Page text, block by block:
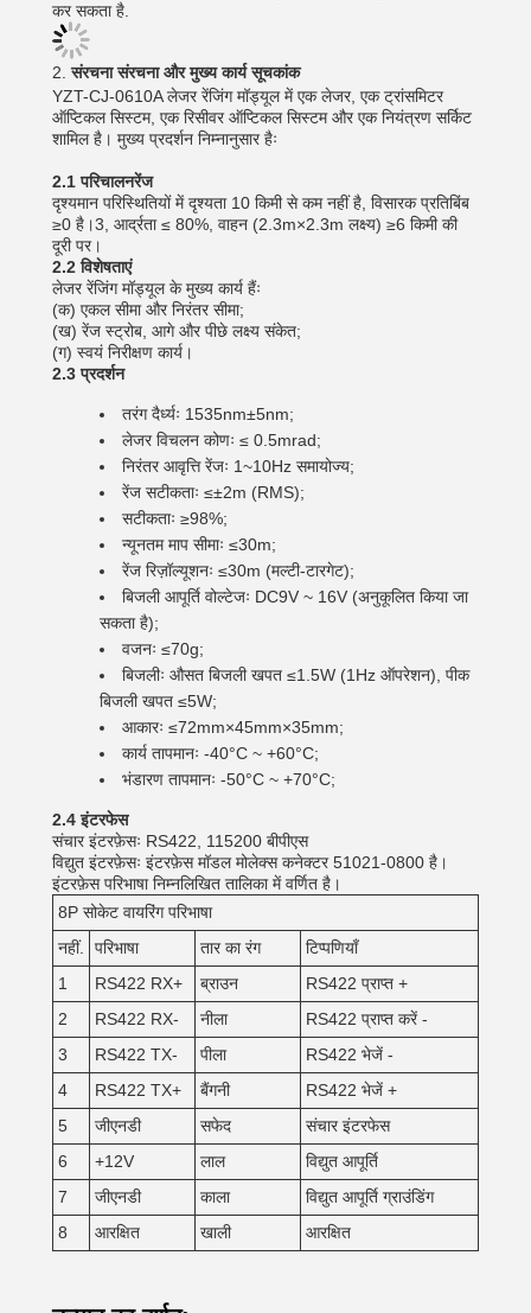
कर सकता है.
संरचना संरचना और मुख्य कार्य सूचकांक
YZT-CJ-0610A लेजर रेंजिंग मॉड्यूल में एक लेजर, एक ट्रांसमिटर
ऑप्टिकल सिस्टम, एक रिसीवर ऑप्टिकल सिस्टम और एक नियंत्रण सर्किट
शामिल है। मुख्य प्रदर्शन निम्नानुसार हैः
2.1 परिचालनरेंज
दृश्यमान परिस्थितियों में दृश्यता 10 किमी से कम नहीं है, विसारक प्रतिबिंब
≥0 है।3, आर्द्रता ≤ 80%, वाहन (2.3m×2.3m लक्ष्य) ≥6 किमी की
दूरी पर।
2.2 विशेषताएं
लेजर रेंजिंग मॉड्यूल के मुख्य कार्य हैंः
(क) एकल सीमा और निरंतर सीमा;
(ख) रेंज स्ट्रोब, आगे और पीछे लक्ष्य संकेत;
(ग) स्वयं निरीक्षण कार्य।
2.3 प्रदर्शन
तरंग दैर्ध्यः 1535nm±5nm;
लेजर विचलन कोणः ≤ 0.5mrad;
निरंतर आवृत्ति रेंजः 1~10Hz समायोज्य;
रेंज सटीकताः ≤±2m (RMS);
सटीकताः ≥98%;
न्यूनतम माप सीमाः ≤30m;
रेंज रिज़ॉल्यूशनः ≤30m (मल्टी-टारगेट);
बिजली आपूर्ति वोल्टेजः DC9V ~ 16V (अनुकूलित किया जा
सकता है);
वजनः ≤70g;
बिजलीः औसत बिजली खपत ≤1.5W (1Hz ऑपरेशन), पीक
बिजली खपत ≤5W;
आकारः ≤72mm×45mm×35mm;
कार्य तापमानः -40°C ~ +60°C;
भंडारण तापमानः -50°C ~ +70°C;
2.4 इंटरफेस
संचार इंटरफ़ेसः RS422, 115200 बीपीएस
विद्युत इंटरफ़ेसः इंटरफ़ेस मॉडल मोलेक्स कनेक्टर 51021-0800 है।
इंटरफ़ेस परिभाषा निम्नलिखित तालिका में वर्णित है।
8P सोकेट वायरिंग परिभाषा
नहीं.
परिभाषा तार का रंग
टिप्पणियाँ
1
RS422 RX+ ब्राउन
RS422 प्राप्त +
2
RS422 RX- नीला
RS422 प्राप्त करें -
3
RS422 TX- पीला
RS422 भेजें -
4
RS422 TX+ बैंगनी
RS422 भेजें +
5
जीएनडी सफेद
संचार इंटरफेस
6
+12V लाल
विद्युत आपूर्ति
7
जीएनडी काला
विद्युत आपूर्ति ग्राउंडिंग
8
आरक्षित खाली आरक्षित